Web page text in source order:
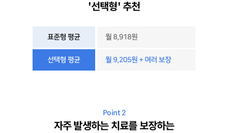
'선택형' 추천
Point 2
자주 발생하는 치료를 보장하는